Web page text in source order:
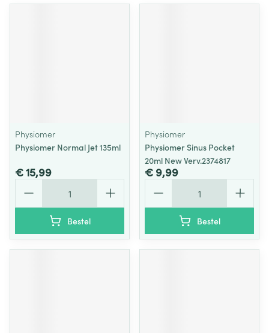
Physiomer
Physiomer Normal Jet 135ml
€ 15,99
Bestel
Physiomer
Physiomer Sinus Pocket
20ml New Verv.2374817
€ 9,99
Bestel